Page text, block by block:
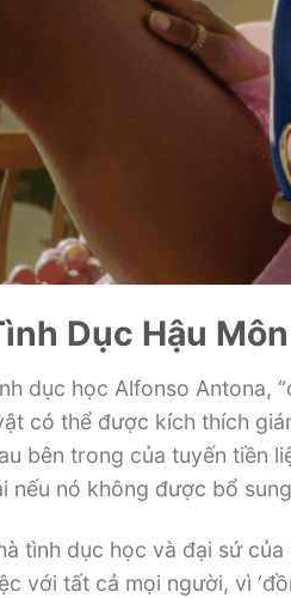
Dục Hậu
dục học Alfonso Antona,
có thể được kích thích
bên trong của tuyến tiền
nếu nó không được bổ
tình dục học và đại sứ
với tất cả mọi người, vì